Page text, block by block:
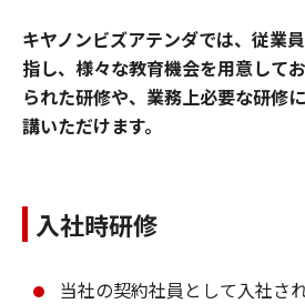
キヤノンビズアテンダでは、従業
指し、様々な教育機会を用意して
られた研修や、業務上必要な研修
講いただけます。
入社時研修
当社の契約社員として入社さ